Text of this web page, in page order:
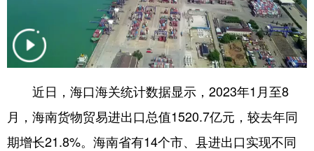
近日，海口海关统计数据显示，2023年1月至8
月，海南货物贸易进出口总值1520.7亿元，较去年同
期增长21.8%。海南省有14个市、县进出口实现不同